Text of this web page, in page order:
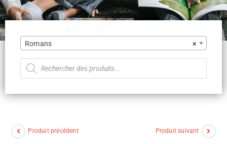
×
Romans
Produit précédent Produit suivant